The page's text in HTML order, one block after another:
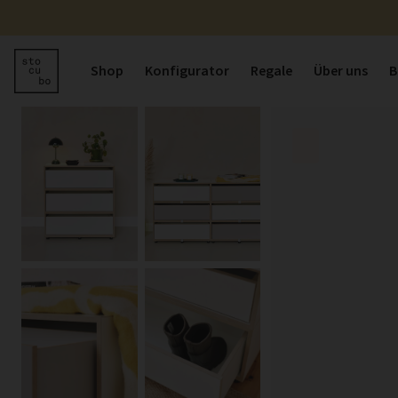
Shop Konfigurator Regale Über uns